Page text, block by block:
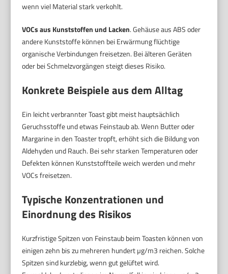
wenn viel Material stark verkohlt.
VOCs aus Kunststoffen und Lacken. Gehäuse aus ABS oder
andere Kunststoffe können bei Erwärmung flüchtige
organische Verbindungen freisetzen. Bei älteren Geräten
oder bei Schmelzvorgängen steigt dieses Risiko.
Konkrete Beispiele aus dem Alltag
Ein leicht verbrannter Toast gibt meist hauptsächlich
Geruchsstoffe und etwas Feinstaub ab. Wenn Butter oder
Margarine in den Toaster tropft, erhöht sich die Bildung von
Aldehyden und Rauch. Bei sehr starken Temperaturen oder
Defekten können Kunststoffteile weich werden und mehr
VOCs freisetzen.
Typische Konzentrationen und
Einordnung des Risikos
Kurzfristige Spitzen von Feinstaub beim Toasten können von
einigen zehn bis zu mehreren hundert µg/m3 reichen. Solche
Spitzen sind kurzlebig, wenn gut gelüftet wird.